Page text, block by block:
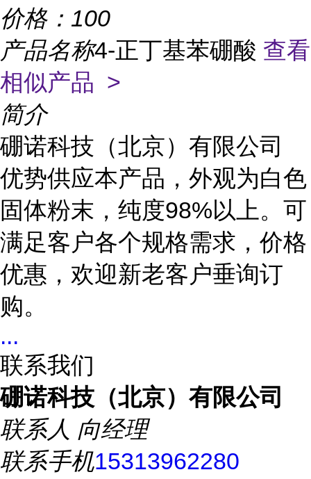
价格： 100
产品名称4-正丁基苯硼酸 查看
相似产品 >
简介
硼诺科技（北京）有限公司
优势供应本产品，外观为白色
固体粉末，纯度98%以上。可
满足客户各个规格需求，价格
优惠，欢迎新老客户垂询订
购。
...
联系我们
硼诺科技（北京）有限公司
联系人 向经理
联系手机15313962280